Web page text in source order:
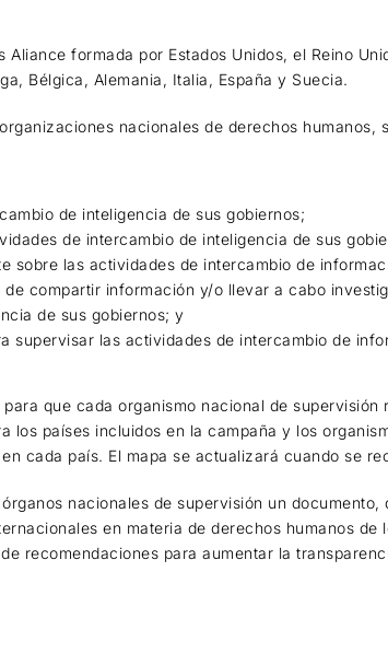
formada por Estados Unidos, el Reino
Bélgica, Alemania, Italia, España y Suecia.
nacionales de derechos humanos,
de inteligencia de sus gobiernos;
de intercambio de inteligencia de sus
sobre las actividades de intercambio de
compartir información y/o llevar a cabo
de sus gobiernos; y
supervisar las actividades de intercambio de
que cada organismo nacional de supervisión
los países incluidos en la campaña y los
cada país. El mapa se actualizará cuando se
nacionales de supervisión un documento,
en materia de derechos humanos de
recomendaciones para aumentar la